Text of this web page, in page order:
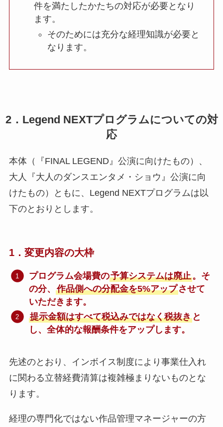
件を満たしたかたちの対応が必要となり
ます。
そのためには充分な経理知識が必要と
なります。
2． Legend NEXTプログラムについての対
応
本体（『FINAL LEGEND』公演に向けたもの）、
大人『大人のダンスエンタメ・ショウ』公演に向
けたもの）ともに、Legend NEXTプログラムは以
下のとおりとします。
1．変更内容の大枠
プログラム会場費の予算システムは廃止。そ
の分、作品側への分配金を5%アップさせて
いただきます。
提示金額はすべて税込みではなく税抜き と
し、全体的な報酬条件をアップします。
先述のとおり、インボイス制度により事業仕入れ
に関わる立替経費清算は複雑極まりないものとな
ります。
経理の専門化ではない作品管理マネージャーの方